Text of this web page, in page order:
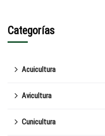
Categorías
Acuicultura
Avicultura
Cunicultura